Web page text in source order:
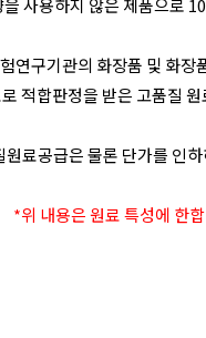
사용하지 않은 제품으로
연구기관의 화장품 및 화
적합판정을 받은 고품질
료공급은 물론 단가를 인
*위 내용은 원료 특성에 한